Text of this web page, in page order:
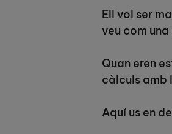
Ell vol ser
veu com
Quan eren
càlculs amb
Aquí us en